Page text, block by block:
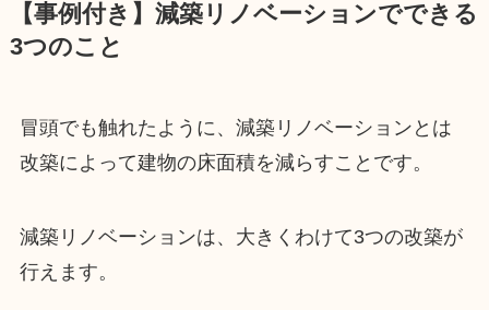
【事例付き】減築リノベーションでできる
3つのこと
冒頭でも触れたように、減築リノベーションとは
改築によって建物の床面積を減らすことです。
減築リノベーションは、大きくわけて3つの改築が
行えます。